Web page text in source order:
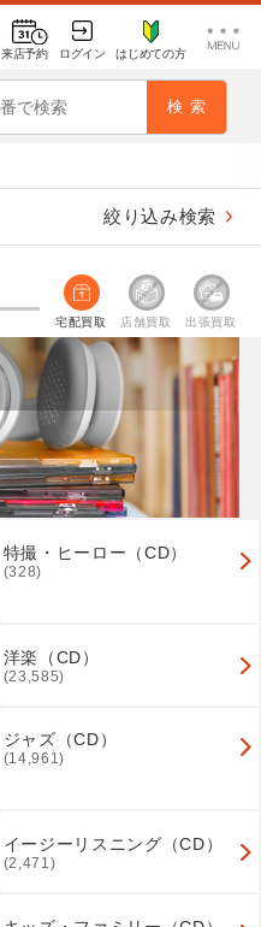
来店予約 ログイン はじめての方
絞り込み検索
宅配買取 店舗買取 出張買取
特撮・ヒーロー（CD）
(328)
洋楽（CD）
(23,585)
ジャズ（CD）
(14,961)
イージーリスニング（CD）
(2,471)